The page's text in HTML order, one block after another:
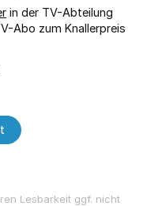
in der TV-Abteilung
Abo zum Knallerpreis
Lesbarkeit ggf. nicht